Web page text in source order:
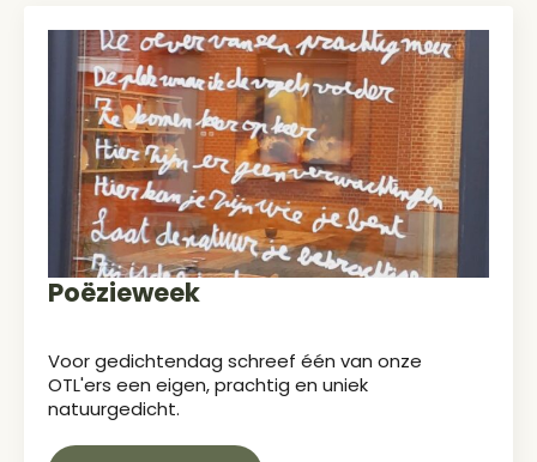
Poëzieweek
Voor gedichtendag schreef één van onze
OTL'ers een eigen, prachtig en uniek
natuurgedicht.